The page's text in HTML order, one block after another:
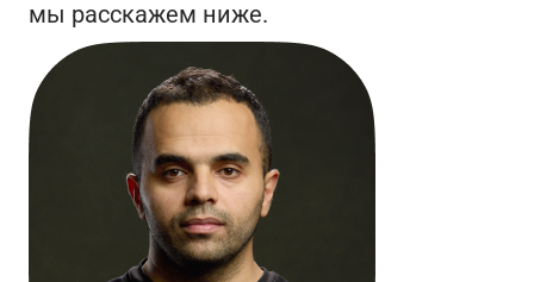
мы расскажем ниже.